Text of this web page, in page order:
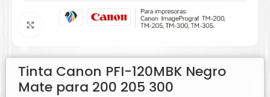
Agrandar
Tinta Canon PFI-120MBK Negro
Mate para 200 205 300